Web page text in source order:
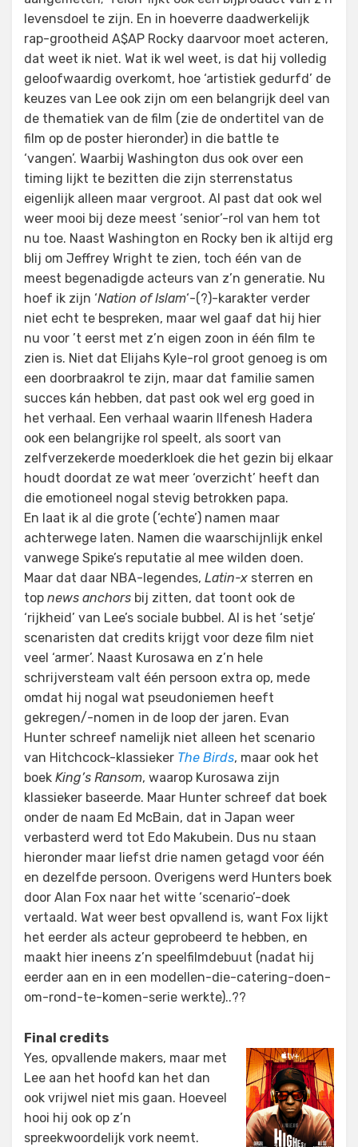
levensdoel te zijn. En in hoeverre daadwerkelijk
rap-grootheid A$AP Rocky daarvoor moet acteren,
dat weet ik niet. Wat ik wel weet, is dat hij volledig
geloofwaardig overkomt, hoe ‘artistiek gedurfd’ de
keuzes van Lee ook zijn om een belangrijk deel van
de thematiek van de film (zie de ondertitel van de
film op de poster hieronder) in die battle te
‘vangen’. Waarbij Washington dus ook over een
timing lijkt te bezitten die zijn sterrenstatus
eigenlijk alleen maar vergroot. Al past dat ook wel
weer mooi bij deze meest ‘senior’-rol van hem tot
nu toe. Naast Washington en Rocky ben ik altijd erg
blij om Jeffrey Wright te zien, toch één van de
meest begenadigde acteurs van z’n generatie. Nu
hoef ik zijn ‘Nation of Islam‘-(?)-karakter verder
niet echt te bespreken, maar wel gaaf dat hij hier
nu voor ’t eerst met z’n eigen zoon in één film te
zien is. Niet dat Elijahs Kyle-rol groot genoeg is om
een doorbraakrol te zijn, maar dat familie samen
succes kán hebben, dat past ook wel erg goed in
het verhaal. Een verhaal waarin Ilfenesh Hadera
ook een belangrijke rol speelt, als soort van
zelfverzekerde moederkloek die het gezin bij elkaar
houdt doordat ze wat meer ‘overzicht’ heeft dan
die emotioneel nogal stevig betrokken papa.
En laat ik al die grote (‘echte’) namen maar
achterwege laten. Namen die waarschijnlijk enkel
vanwege Spike’s reputatie al mee wilden doen.
Maar dat daar NBA-legendes, Latin-x sterren en
top news anchors bij zitten, dat toont ook de
‘rijkheid’ van Lee’s sociale bubbel. Al is het ‘setje’
scenaristen dat credits krijgt voor deze film niet
veel ‘armer’. Naast Kurosawa en z’n hele
schrijversteam valt één persoon extra op, mede
omdat hij nogal wat pseudoniemen heeft
gekregen/-nomen in de loop der jaren. Evan
Hunter schreef namelijk niet alleen het scenario
van Hitchcock-klassieker The Birds, maar ook het
boek King’s Ransom, waarop Kurosawa zijn
klassieker baseerde. Maar Hunter schreef dat boek
onder de naam Ed McBain, dat in Japan weer
verbasterd werd tot Edo Makubein. Dus nu staan
hieronder maar liefst drie namen getagd voor één
en dezelfde persoon. Overigens werd Hunters boek
door Alan Fox naar het witte ‘scenario’-doek
vertaald. Wat weer best opvallend is, want Fox lijkt
het eerder als acteur geprobeerd te hebben, en
maakt hier ineens z’n speelfilmdebuut (nadat hij
eerder aan en in een modellen-die-catering-doen-
om-rond-te-komen-serie werkte)..??
Final credits
Yes, opvallende makers, maar met
Lee aan het hoofd kan het dan
ook vrijwel niet mis gaan. Hoeveel
hooi hij ook op z’n
spreekwoordelijk vork neemt.